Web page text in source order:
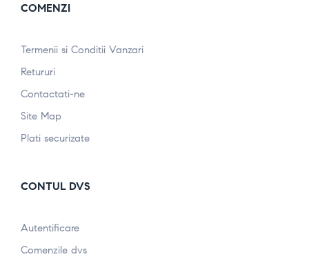
COMENZI
Termenii si Conditii Vanzari
Retururi
Contactati-ne
Site Map
Plati securizate
CONTUL DVS
Autentificare
Comenzile dvs